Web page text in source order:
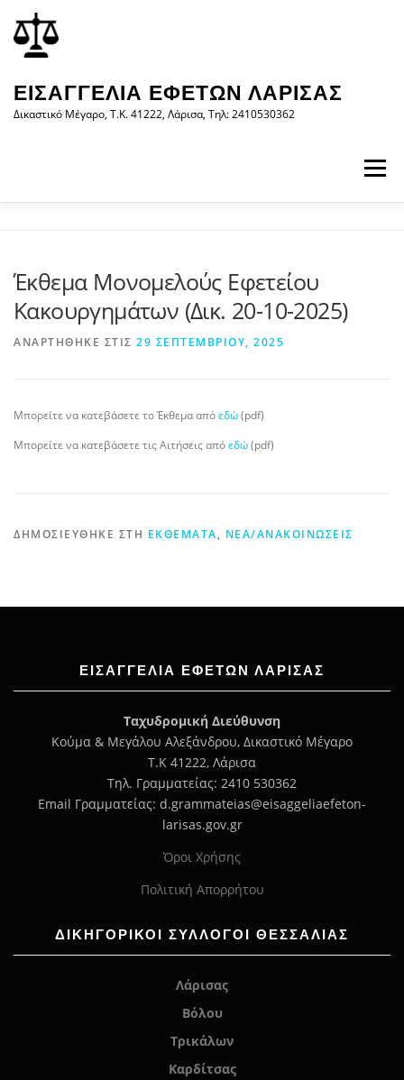
περιεχόμενο
στο
περιεχόμενο
ΕΙΣΑΓΓΕΛΊΑ ΕΦΕΤΏΝ ΛΆΡΙΣΑΣ
Δικαστικό Μέγαρο, Τ.Κ. 41222, Λάρισα, Τηλ: 2410530362
Μενού
ΝΈΑ/ΑΝΑΚΟΙΝΏΣΕΙΣ ΈΝΤΥΠΑ
Έκθεμα Μονομελούς Εφετείου
Κακουργημάτων (Δικ. 20-10-2025)
ΑΝΑΡΤΉΘΗΚΕ ΣΤΙΣ 29 ΣΕΠΤΕΜΒΡΊΟΥ, 2025
Μπορείτε να κατεβάσετε το Έκθεμα απόεδώ(pdf)
Μπορείτε να κατεβάσετε τις Αιτήσεις απόεδώ(pdf)
ΔΗΜΟΣΙΕΎΘΗΚΕ ΣΤΗ ΕΚΘΈΜΑΤΑ, ΝΈΑ/ΑΝΑΚΟΙΝΏΣΕΙΣ
ΕΙΣΑΓΓΕΛΊΑ ΕΦΕΤΏΝ ΛΆΡΙΣΑΣ
Ταχυδρομική Διεύθυνση
Κούμα & Μεγάλου Αλεξάνδρου, Δικαστικό Μέγαρο
Τ.Κ 41222, Λάρισα
Τηλ. Γραμματείας: 2410 530362
Email Γραμματείας: d.grammateias@eisaggeliaefeton-
larisas.gov.gr
Όροι Χρήσης
Πολιτική Απορρήτου
ΔΙΚΗΓΟΡΙΚΟΙ ΣΥΛΛΟΓΟΙ ΘΕΣΣΑΛΙΑΣ
Λάρισας
Βόλου
Τρικάλων
Καρδίτσας